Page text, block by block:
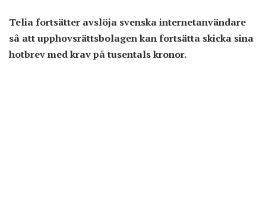
Telia fortsätter avslöja svenska internetanvändare
så att upphovsrättsbolagen kan fortsätta skicka sina
hotbrev med krav på tusentals kronor.